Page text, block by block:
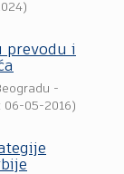
prevodu i
-
06-05-2016)